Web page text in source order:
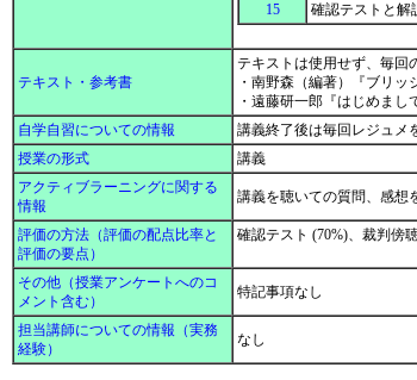
15
確認テストと解
テキスト・参考書
テキストは使用せず、毎回
・南野森（編著）『ブリッ
・遠藤研一郎『はじめまし
自学自習についての情報
講義終了後は毎回レジュメ
授業の形式
講義
アクティブラーニングに関する
情報
講義を聴いての質問、感想
評価の方法（評価の配点比率と
評価の要点）
確認テスト (70%)、裁判傍
その他（授業アンケートへのコ
メント含む）
特記事項なし
担当講師についての情報（実務
経験）
なし